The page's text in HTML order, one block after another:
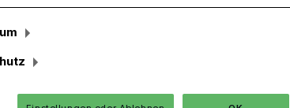
überwindet Grenzen“. Mit diesem Satz
zum Friedenslicht in diesem Jahr. Und
alle Einschränkungen, die Corona
und an die wir uns halten, um
ist warm, gibt Hoffnung. Und deshalb